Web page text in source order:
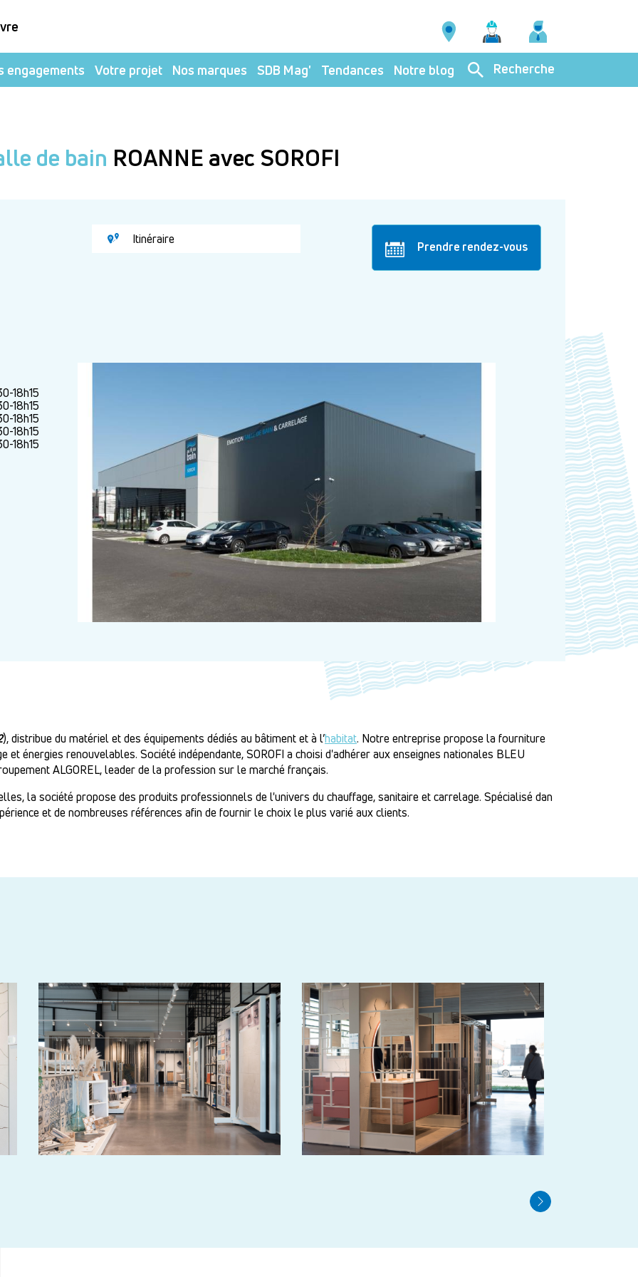
engagements Votre projet Nos marques SDB Mag' Tendances Notre blog Recherche
de bain ROANNE avec SOROFI
Itinéraire Prendre rendez-vous
18h15
18h15
18h15
18h15
18h15
), distribue du matériel et des équipements dédiés au bâtiment et à l’habitat. Notre entreprise propose la fourniture
et énergies renouvelables. Société indépendante, SOROFI a choisi d'adhérer aux enseignes nationales BLEU
ALGOREL, leader de la profession sur le marché français.
la société propose des produits professionnels de l'univers du chauffage, sanitaire et carrelage. Spécialisé dan
et de nombreuses références afin de fournir le choix le plus varié aux clients.